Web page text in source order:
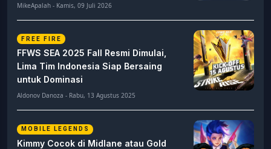
MikeApalah - Kamis, 09 Juli 2026
FREE FIRE
FFWS SEA 2025 Fall Resmi Dimulai,
Lima Tim Indonesia Siap Bersaing
untuk Dominasi
Aldonov Danoza - Rabu, 13 Agustus 2025
MOBILE LEGENDS
Kimmy Cocok di Midlane atau Gold